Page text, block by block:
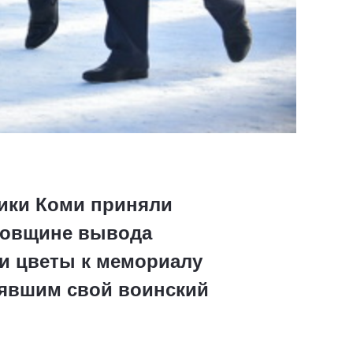
Коми приняли
вывода
цветы к мемориалу
свой воинский